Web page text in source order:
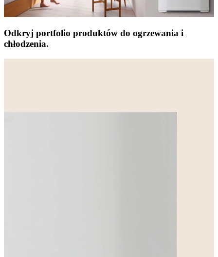
Odkryj portfolio produktów do ogrzewania i
chłodzenia.